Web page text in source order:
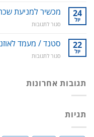
עששת,
דלקות
לדעת!
טבעי
/
בעיות
תערובת
צמחים
לרכישה
באתר
וידאו
24
יול
מכשיר למניעת
סגור לתגובותעל
למניעת
שכחת
ילדים
גאוני
22
יול
סטנד / מעמד
סגור לתגובותעל
מעמדתגובות אחרונות
תגיות